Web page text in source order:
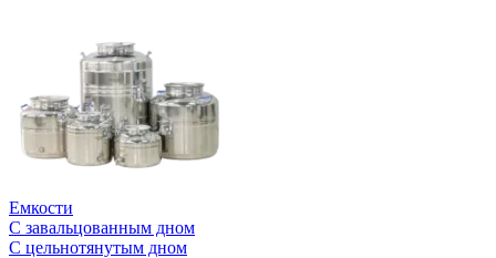
Емкости
С завальцованным дном
С цельнотянутым дном